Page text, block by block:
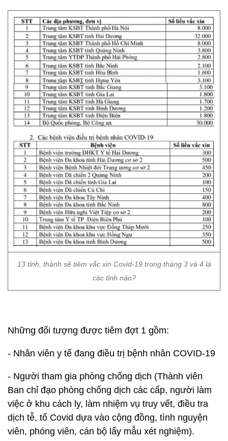
13 tỉnh, thành sẽ tiêm vắc xin Covid-19 trong tháng 3 và 4 là
các tỉnh nào?
Những đối tượng được tiêm đợt 1 gồm:
- Nhân viên y tế đang điều trị bệnh nhân COVID-19
- Người tham gia phòng chống dịch (Thành viên
Ban chỉ đạo phòng chống dịch các cấp, người làm
việc ở khu cách ly, làm nhiệm vụ truy vết, điều tra
dịch tễ, tổ Covid dựa vào cộng đồng, tình nguyện
viên, phóng viên, cán bộ lấy mẫu xét nghiệm).